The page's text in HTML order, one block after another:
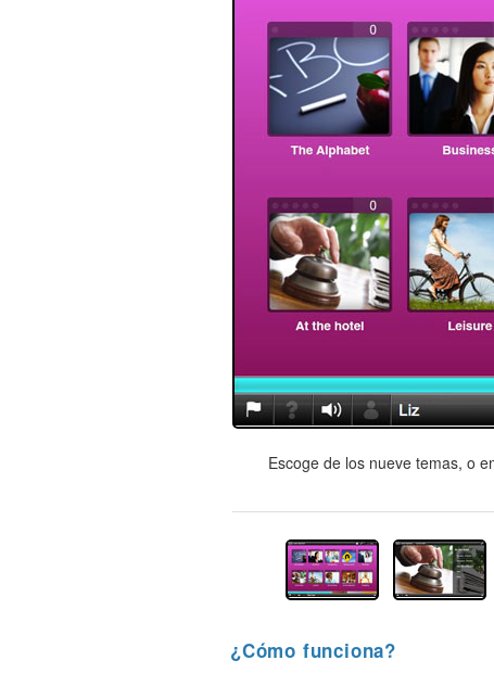
Escoge de los nueve temas, o
¿Cómo funciona?